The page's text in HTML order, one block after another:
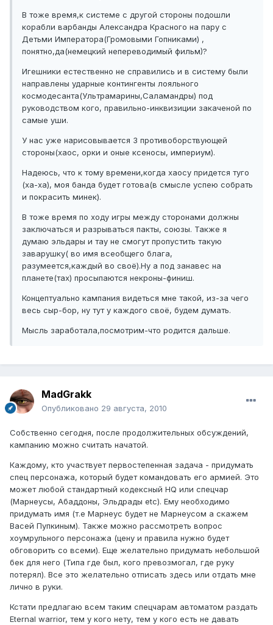
В тоже время,к системе с другой стороны подошли
корабли варбанды Александра Красного на пару с
Детьми Императора(Громовыми Гопниками) ,
понятно,да(немецкий непереводимый фильм)?
Игешники естественно не справились и в систему были
направлены ударные контингенты лояльного
космодесанта(Ультрамарины,Саламандры) под
руководством кого, правильно-инквизиции закаченой по
самые уши.
У нас уже нарисовывается 3 противоборствующей
стороны(хаос, орки и оные ксеносы, империум).
Надеюсь, что к тому времени,когда хаосу придется туго
(ха-ха), моя банда будет готова(в смысле успею собрать
и покрасить минек).
В тоже время по ходу игры между сторонами должны
заключаться и разрываться пакты, союзы. Также я
думаю эльдары и тау не смогут пропустить такую
заварушку( во имя всеобщего блага,
разумеется,каждый во своё).Ну а под занавес на
планете(тах) просыпаются некроны-финиш.
Концептуально кампания видеться мне такой, из-за чего
весь сыр-бор, ну тут у каждого своё, будем думать.
Мысль заработала,посмотрим-что родится дальше.
MadGrakk
Опубликовано 29 августа, 2010
Собственно сегодня, после продолжительных обсуждений,
кампанию можно считать начатой.
Каждому, кто участвует первостепенная задача - придумать
спец персонажа, который будет командовать его армией. Это
может любой стандартный кодексный HQ или спецчар
(Марнеусы, Абаддоны, Эльдрады etc). Ему необходимо
придумать имя (т.е Марнеус будет не Марнеусом а скажем
Васей Пупкиным). Также можно рассмотреть вопрос
хоумрульного персонажа (цену и правила нужно будет
обговорить со всеми). Еще желательно придумать небольшой
бек для него (Типа где был, кого превозмогал, где руку
потерял). Все это желательно отписать здесь или отдать мне
лично в руки.
Кстати предлагаю всем таким спецчарам автоматом раздать
Eternal warrior, тем у кого нету, тем у кого есть не давать